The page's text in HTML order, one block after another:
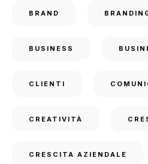
BRAND
BUSINESS
CLIENTI
CREATIVITÀ
CRESCITA AZIENDALE